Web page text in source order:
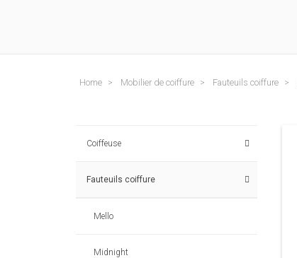
Home Mobilier de coiffure Fauteuils coiffure
Coiffeuse
Fauteuils coiffure
Mello
Midnight